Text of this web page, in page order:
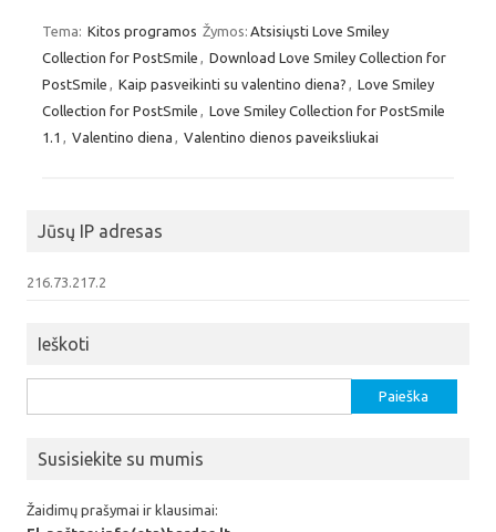
Tema: Kitos programos Žymos: Atsisiųsti Love Smiley
Collection for PostSmile
Download Love Smiley Collection for
PostSmile
Kaip pasveikinti su valentino diena?
Love Smiley
Collection for PostSmile
Love Smiley Collection for PostSmile
1.1
Valentino diena Valentino dienos paveiksliukai
Jūsų IP adresas
216.73.217.2
Ieškoti
Susisiekite su mumis
Žaidimų prašymai ir klausimai: